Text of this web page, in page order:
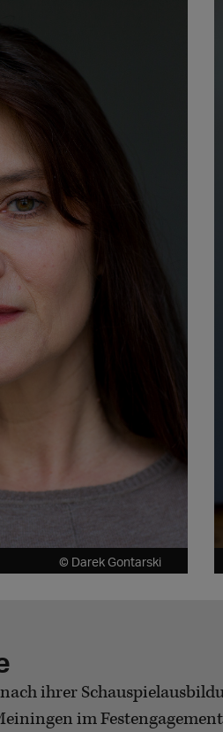
© Darek Gontarski
ihrer
im